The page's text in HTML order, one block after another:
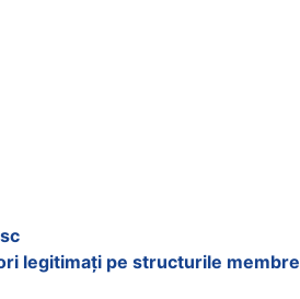
legitimați pe structurile membre